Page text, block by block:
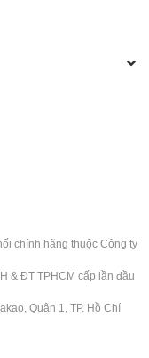
chính hãng thuộc Công ty
& ĐT TPHCM cấp lần đầu
Quận 1, TP. Hồ Chí